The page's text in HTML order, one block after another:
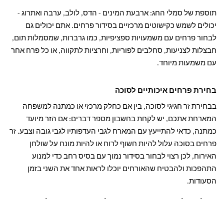
תוספת של סמלי החג: ארבעת המינים - הדס, לולב, ערבה ואתרוג -
יכולים לשמש כקישוטים מרכזיים בסידור פרחים. אתם יכולים גם
לבחור פרחים עם משמעויות ספציפיות, כמו גרברות, שמסמלות תום,
חבצלות לצניעות, סחלבים לפוריות, וחרציות לתקווה, או כל פרח אחר
עם משמעות מיוחד.
בחירת פרחים איכותיים לסוכה
בבחירת זר חגיגי לסוכה, בין אם כחלק מרכזי או כמתנה למשפחה
המארחת אתכם, יש לקחת בחשבון מספר דברים: אם הזר מיועד
כמתנה, כדאי להתייעץ עם המארח לגבי העדפותיו לגבי גובה וצבע. זר
פרחים בסוכה עלול להיות חשוף לרוח או להיות מונח על שולחן
האירוח, לכן רצוי לבחור בסידור נמוך עם בסיס רחב כדי למנוע
התהפכות ולהבטיח שהאורחים יוכלו לראות אחד את השני בזמן
הסעודות.